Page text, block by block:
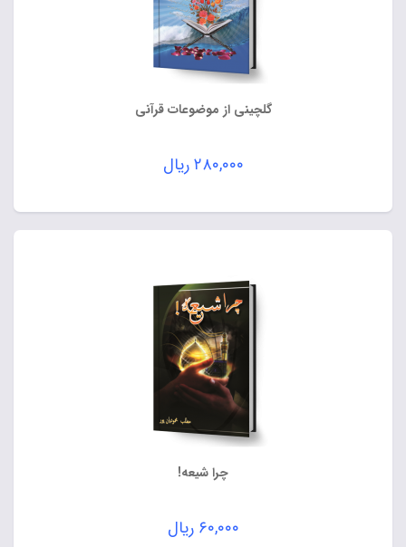
گلچینی از موضوعات قرآنی
۲۸۰,۰۰۰ریال
چرا شیعه!
۶۰,۰۰۰ ریال